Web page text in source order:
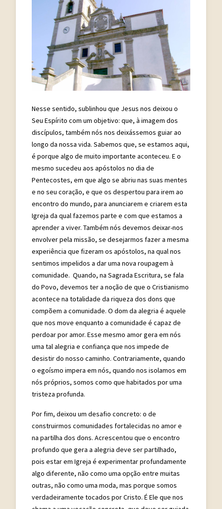
Nesse sentido, sublinhou que Jesus nos deixou o
Seu Espírito com um objetivo: que, à imagem dos
discípulos, também nós nos deixássemos guiar ao
longo da nossa vida. Sabemos que, se estamos aqui,
é porque algo de muito importante aconteceu. E o
mesmo sucedeu aos apóstolos no dia de
Pentecostes, em que algo se abriu nas suas mentes
e no seu coração, e que os despertou para irem ao
encontro do mundo, para anunciarem e criarem esta
Igreja da qual fazemos parte e com que estamos a
aprender a viver. Também nós devemos deixar-nos
envolver pela missão, se desejarmos fazer a mesma
experiência que fizeram os apóstolos, na qual nos
sentimos impelidos a dar uma nova roupagem à
comunidade. Quando, na Sagrada Escritura, se fala
do Povo, devemos ter a noção de que o Cristianismo
acontece na totalidade da riqueza dos dons que
compõem a comunidade. O dom da alegria é aquele
que nos move enquanto a comunidade é capaz de
perdoar por amor. Esse mesmo amor gera em nós
uma tal alegria e confiança que nos impede de
desistir do nosso caminho. Contrariamente, quando
o egoísmo impera em nós, quando nos isolamos em
nós próprios, somos como que habitados por uma
tristeza profunda.
Por fim, deixou um desafio concreto: o de
construirmos comunidades fortalecidas no amor e
na partilha dos dons. Acrescentou que o encontro
profundo que gera a alegria deve ser partilhado,
pois estar em Igreja é experimentar profundamente
algo diferente, não como uma opção entre muitas
outras, não como uma moda, mas porque somos
verdadeiramente tocados por Cristo. É Ele que nos